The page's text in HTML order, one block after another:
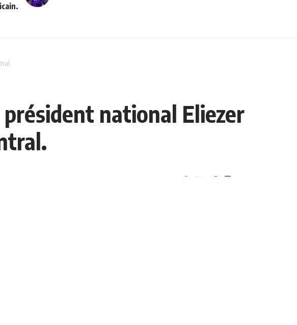
national Eliezer